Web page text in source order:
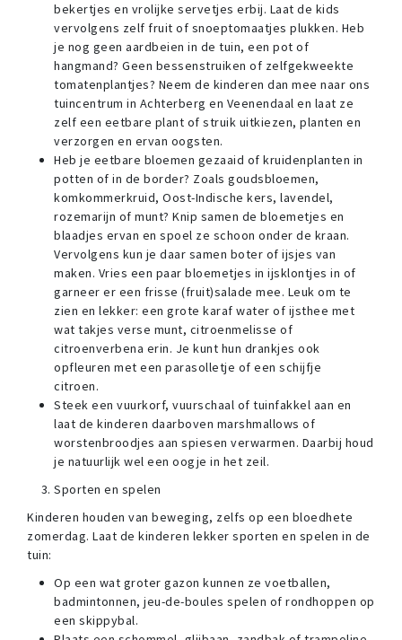
bekertjes en vrolijke servetjes erbij. Laat de kids
vervolgens zelf fruit of snoeptomaatjes plukken. Heb
je nog geen aardbeien in de tuin, een pot of
hangmand? Geen bessenstruiken of zelfgekweekte
tomatenplantjes? Neem de kinderen dan mee naar ons
tuincentrum in Achterberg en Veenendaal en laat ze
zelf een eetbare plant of struik uitkiezen, planten en
verzorgen en ervan oogsten.
Heb je eetbare bloemen gezaaid of kruidenplanten in
potten of in de border? Zoals goudsbloemen,
komkommerkruid, Oost-Indische kers, lavendel,
rozemarijn of munt? Knip samen de bloemetjes en
blaadjes ervan en spoel ze schoon onder de kraan.
Vervolgens kun je daar samen boter of ijsjes van
maken. Vries een paar bloemetjes in ijsklontjes in of
garneer er een frisse (fruit)salade mee. Leuk om te
zien en lekker: een grote karaf water of ijsthee met
wat takjes verse munt, citroenmelisse of
citroenverbena erin. Je kunt hun drankjes ook
opfleuren met een parasolletje of een schijfje
citroen.
Steek een vuurkorf, vuurschaal of tuinfakkel aan en
laat de kinderen daarboven marshmallows of
worstenbroodjes aan spiesen verwarmen. Daarbij houd
je natuurlijk wel een oogje in het zeil.
Sporten en spelen
Kinderen houden van beweging, zelfs op een bloedhete
zomerdag. Laat de kinderen lekker sporten en spelen in de
tuin:
Op een wat groter gazon kunnen ze voetballen,
badmintonnen, jeu-de-boules spelen of rondhoppen op
een skippybal.